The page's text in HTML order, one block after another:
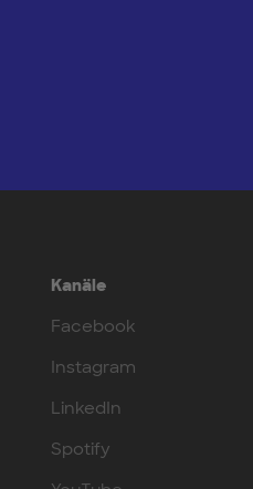
Kanäle
Facebook
Instagram
LinkedIn
Spotify